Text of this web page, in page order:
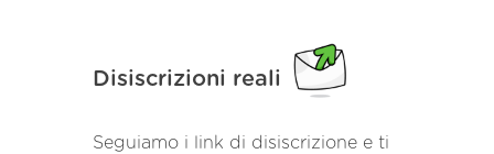
Disiscrizioni reali
Seguiamo i link di disiscrizione e ti